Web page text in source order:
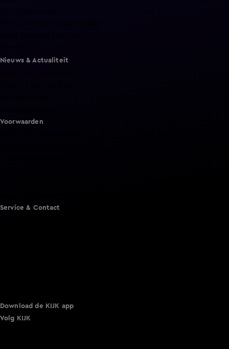
Nieuws & Actualiteit
Voorwaarden
Service & Contact
Download de KIJK app
Volg KIJK